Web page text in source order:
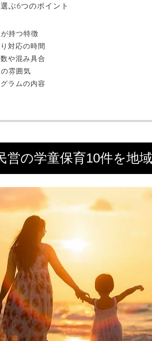
ぶ6つのポイント
持つ特徴
対応の時間
や混み具合
雰囲気
ラムの内容
営の学童保育10件を地